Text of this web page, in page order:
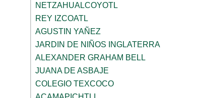
NETZAHUALCOYOTL
REY IZCOATL
AGUSTIN YAÑEZ
JARDIN DE NIÑOS INGLATERRA
ALEXANDER GRAHAM BELL
JUANA DE ASBAJE
COLEGIO TEXCOCO